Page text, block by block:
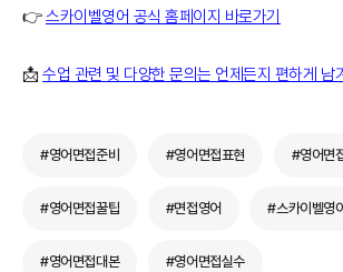
👉스카이벨영어 공식 홈페이지 바로가기
📩수업 관련 및 다양한 문의는 언제든지 편하게 남
#영어면접준비 #영어면접표현 #영어면
#영어면접꿀팁 #면접영어 #스카이벨영
#영어면접대본 #영어면접실수